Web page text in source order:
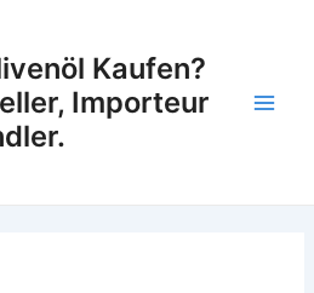
Kaufen?
Importeur